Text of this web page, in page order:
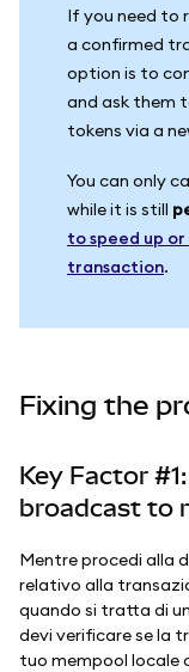
If you need to
a confirmed
option is to
and ask them
tokens via a
You can only
while it is still
to speed up
transaction.
Fixing the
Key Factor
broadcast to
Mentre procedi alla
relativo alla
quando si tratta di
devi verificare se la
tuo mempool locale